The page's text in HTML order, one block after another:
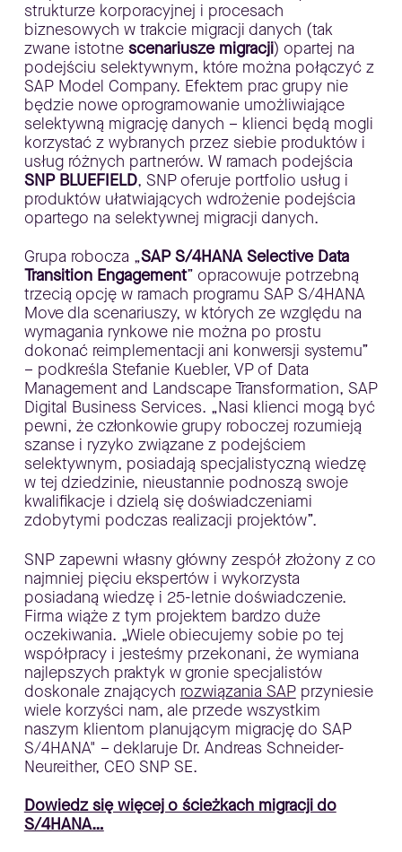
strukturze korporacyjnej i procesach
biznesowych w trakcie migracji danych (tak
zwane istotne scenariusze migracji) opartej na
podejściu selektywnym, które można połączyć z
SAP Model Company. Efektem prac grupy nie
będzie nowe oprogramowanie umożliwiające
selektywną migrację danych – klienci będą mogli
korzystać z wybranych przez siebie produktów i
usług różnych partnerów. W ramach podejścia
SNP BLUEFIELD, SNP oferuje portfolio usług i
produktów ułatwiających wdrożenie podejścia
opartego na selektywnej migracji danych.
Grupa robocza „SAP S/4HANA Selective Data
Transition Engagement” opracowuje potrzebną
trzecią opcję w ramach programu SAP S/4HANA
Move dla scenariuszy, w których ze względu na
wymagania rynkowe nie można po prostu
dokonać reimplementacji ani konwersji systemu”
– podkreśla Stefanie Kuebler, VP of Data
Management and Landscape Transformation, SAP
Digital Business Services. „Nasi klienci mogą być
pewni, że członkowie grupy roboczej rozumieją
szanse i ryzyko związane z podejściem
selektywnym, posiadają specjalistyczną wiedzę
w tej dziedzinie, nieustannie podnoszą swoje
kwalifikacje i dzielą się doświadczeniami
zdobytymi podczas realizacji projektów”.
SNP zapewni własny główny zespół złożony z co
najmniej pięciu ekspertów i wykorzysta
posiadaną wiedzę i 25-letnie doświadczenie.
Firma wiąże z tym projektem bardzo duże
oczekiwania. „Wiele obiecujemy sobie po tej
współpracy i jesteśmy przekonani, że wymiana
najlepszych praktyk w gronie specjalistów
doskonale znających rozwiązania SAPprzyniesie
wiele korzyści nam, ale przede wszystkim
naszym klientom planującym migrację do SAP
S/4HANA" – deklaruje Dr. Andreas Schneider-
Neureither, CEO SNP SE.
Dowiedz się więcej o ścieżkach migracji do
S/4HANA…